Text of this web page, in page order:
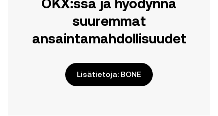
OKX:ssä ja hyödynnä
suuremmat
ansaintamahdollisuudet
Lisätietoja: BONE